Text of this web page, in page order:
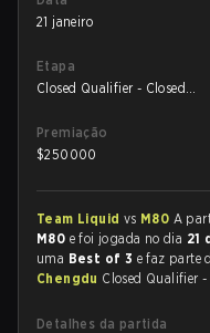
21 janeiro
Etapa
Closed Qualifier - Closed
Premiação
$250000
Team Liquid vs M80 A
M80 e foi jogada no dia 21
uma Best of 3 e faz parte
Chengdu Closed Qualifier
Detalhes da partida